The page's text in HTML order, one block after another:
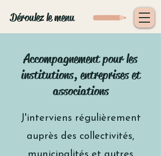
Déroulez le menu
Accompagnement pour les
institutions, entreprises et
associations
J'interviens régulièrement
auprès des collectivités,